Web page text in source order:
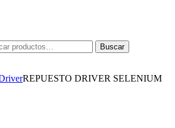
Buscar
REPUESTO DRIVER SELENIUM